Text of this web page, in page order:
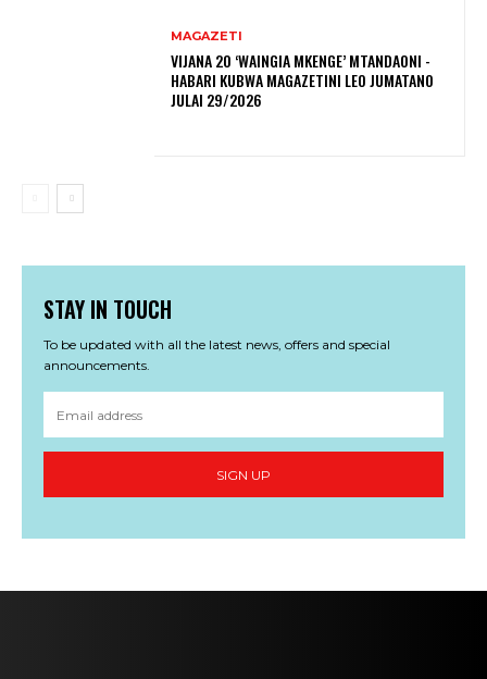
MAGAZETI
VIJANA 20 ‘WAINGIA MKENGE’ MTANDAONI -
HABARI KUBWA MAGAZETINI LEO JUMATANO
JULAI 29/2026
STAY IN TOUCH
To be updated with all the latest news, offers and special
announcements.
SIGN UP